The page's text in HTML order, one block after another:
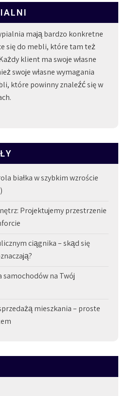
mają bardzo konkretne
się do mebli, które tam też
klient ma swoje własne
swoje własne wymagania
które powinny znaleźć się w
białka w szybkim wzroście
Projektujemy przestrzenie
ciągnika – skąd się
samochodów na Twój
mieszkania – proste